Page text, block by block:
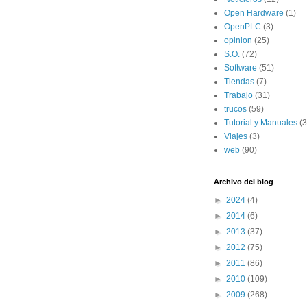
Open Hardware (1)
OpenPLC (3)
opinion (25)
S.O. (72)
Software (51)
Tiendas (7)
Trabajo (31)
trucos (59)
Tutorial y Manuales
Viajes (3)
web (90)
Archivo del blog
► 2024 (4)
► 2014 (6)
► 2013 (37)
► 2012 (75)
► 2011 (86)
► 2010 (109)
► 2009 (268)